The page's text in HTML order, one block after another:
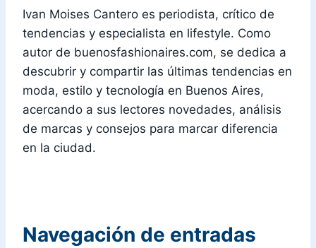
Ivan Moises Cantero es periodista, crítico de
tendencias y especialista en lifestyle. Como
autor de buenosfashionaires.com, se dedica a
descubrir y compartir las últimas tendencias en
moda, estilo y tecnología en Buenos Aires,
acercando a sus lectores novedades, análisis
de marcas y consejos para marcar diferencia
en la ciudad.
Navegación de entradas